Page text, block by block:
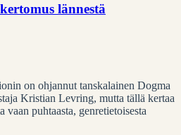
lännestä
on ohjannut tanskalainen Dogma
Kristian Levring, mutta tällä kertaa
puhtaasta, genretietoisesta